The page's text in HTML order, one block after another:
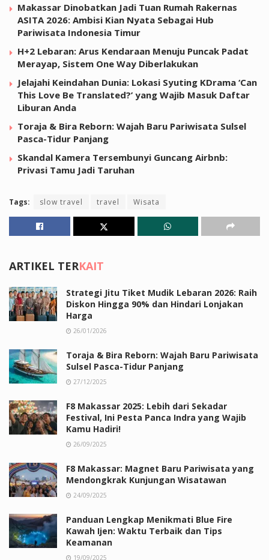
Makassar Dinobatkan Jadi Tuan Rumah Rakernas
ASITA 2026: Ambisi Kian Nyata Sebagai Hub
Pariwisata Indonesia Timur
H+2 Lebaran: Arus Kendaraan Menuju Puncak Padat
Merayap, Sistem One Way Diberlakukan
Jelajahi Keindahan Dunia: Lokasi Syuting KDrama ‘Can
This Love Be Translated?’ yang Wajib Masuk Daftar
Liburan Anda
Toraja & Bira Reborn: Wajah Baru Pariwisata Sulsel
Pasca-Tidur Panjang
Skandal Kamera Tersembunyi Guncang Airbnb:
Privasi Tamu Jadi Taruhan
Tags: slow travel travel Wisata
ARTIKEL TERKAIT
Strategi Jitu Tiket Mudik Lebaran 2026: Raih
Diskon Hingga 90% dan Hindari Lonjakan
Harga
26/01/2026
Toraja & Bira Reborn: Wajah Baru Pariwisata
Sulsel Pasca-Tidur Panjang
27/12/2025
F8 Makassar 2025: Lebih dari Sekadar
Festival, Ini Pesta Panca Indra yang Wajib
Kamu Hadiri!
26/09/2025
F8 Makassar: Magnet Baru Pariwisata yang
Mendongkrak Kunjungan Wisatawan
24/09/2025
Panduan Lengkap Menikmati Blue Fire
Kawah Ijen: Waktu Terbaik dan Tips
Keamanan
19/09/2025